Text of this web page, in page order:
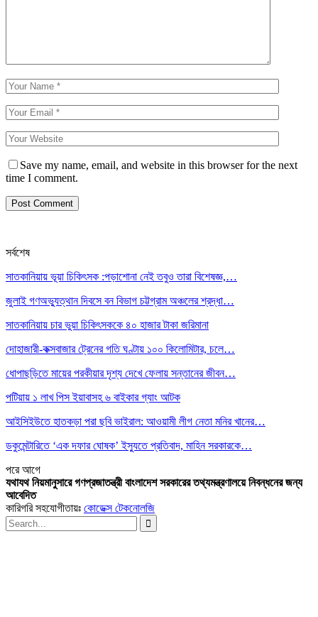
Save my name, email, and website in this browser for the next
time I comment.
সর্বশেষ
সাতকানিয়ায় ভূয়া চিকিৎসক :পড়াশোনা নেই তবুও তারা বিশেষজ্ঞ,…
জুলাই গণঅভ্যুত্থান দিবসে বন বিভাগ চট্টগ্রাম অঞ্চলের শ্রদ্ধা…
সাতকানিয়ায় চার ভুয়া চিকিৎসককে ৪০ হাজার টাকা জরিমানা
দোহাজারী-কক্সবাজার ট্রেনের গতি ঘণ্টায় ১০০ কিলোমিটার, চলে…
ধোপাছড়িতে মায়ের পরকীয়ার দৃশ্য দেখে ফেলায় সন্তানের জীবন…
পটিয়ায় ১ লাখ পিস ইয়াবাসহ ৬ বাইকার গ্যাং আটক
আইসিইউতে হাতকড়া পরা ছবি ভাইরাল: আওয়ামী লীগ নেতা মনির খানের…
ডকুমেন্টারিতে ‘এক দফার ঘোষক’ ইস্যুতে প্রতিবাদ, মাহিন সরকারকে…
পরেআগে
যথাযথ নিয়মানুসারে গণপ্রজাতন্ত্রী বাংলাদেশ সরকারের তথ্যমন্ত্রণালয়ে নিবন্ধনের জন্য
আবেদিত
কারিগরি সহযোগীতায়ঃ কোডেক্স টেকনোলজি